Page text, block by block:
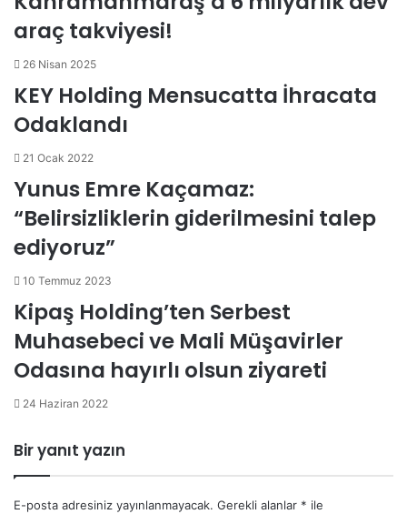
araç takviyesi!
26 Nisan 2025
KEY Holding Mensucatta İhracata
Odaklandı
21 Ocak 2022
Yunus Emre Kaçamaz:
“Belirsizliklerin giderilmesini talep
ediyoruz”
10 Temmuz 2023
Kipaş Holding’ten Serbest
Muhasebeci ve Mali Müşavirler
Odasına hayırlı olsun ziyareti
24 Haziran 2022
Bir yanıt yazın
E-posta adresiniz yayınlanmayacak. Gerekli alanlar * ile